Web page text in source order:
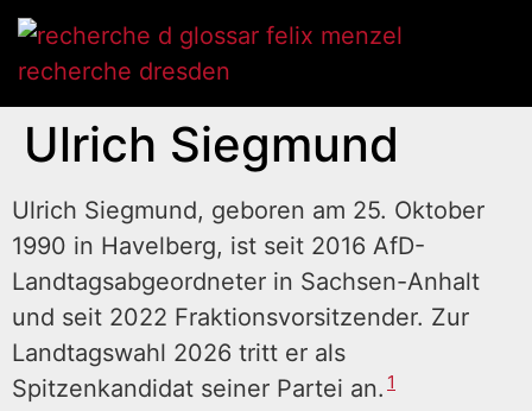
Ulrich Siegmund
Ulrich Siegmund, geboren am 25. Oktober
1990 in Havelberg, ist seit 2016 AfD-
Landtagsabgeordneter in Sachsen-Anhalt
und seit 2022 Fraktionsvorsitzender. Zur
Landtagswahl 2026 tritt er als
Spitzenkandidat seiner Partei an. 1